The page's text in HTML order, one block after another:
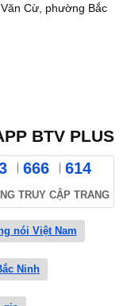
Cừ, phường Bắc
BTV PLUS
666 614
TRUY CẬP TRANG
nói Việt Nam
Ninh